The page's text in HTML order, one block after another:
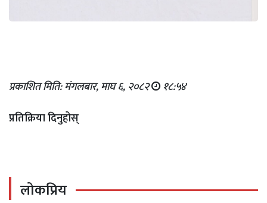
प्रकाशित मिति: मंगलबार, माघ ६, २०८२ १८:५४
प्रतिक्रिया दिनुहोस्
लोकप्रिय